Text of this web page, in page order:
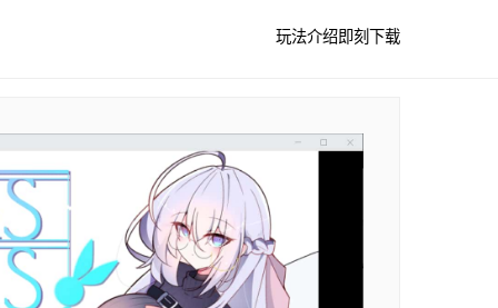
玩法介绍即刻下载